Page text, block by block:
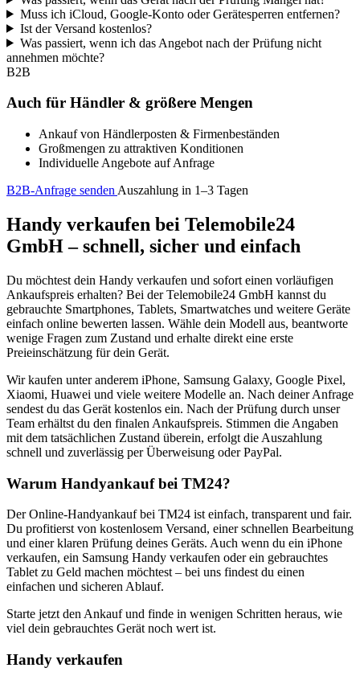
Muss ich iCloud, Google-Konto oder Gerätesperren entfernen?
Ist der Versand kostenlos?
Was passiert, wenn ich das Angebot nach der Prüfung nicht
annehmen möchte?
B2B
Auch für Händler & größere Mengen
Ankauf von Händlerposten & Firmenbeständen
Großmengen zu attraktiven Konditionen
Individuelle Angebote auf Anfrage
B2B-Anfrage senden Auszahlung in 1–3 Tagen
Handy verkaufen bei Telemobile24
GmbH – schnell, sicher und einfach
Du möchtest dein Handy verkaufen und sofort einen vorläufigen
Ankaufspreis erhalten? Bei der Telemobile24 GmbH kannst du
gebrauchte Smartphones, Tablets, Smartwatches und weitere Geräte
einfach online bewerten lassen. Wähle dein Modell aus, beantworte
wenige Fragen zum Zustand und erhalte direkt eine erste
Preieinschätzung für dein Gerät.
Wir kaufen unter anderem iPhone, Samsung Galaxy, Google Pixel,
Xiaomi, Huawei und viele weitere Modelle an. Nach deiner Anfrage
sendest du das Gerät kostenlos ein. Nach der Prüfung durch unser
Team erhältst du den finalen Ankaufspreis. Stimmen die Angaben
mit dem tatsächlichen Zustand überein, erfolgt die Auszahlung
schnell und zuverlässig per Überweisung oder PayPal.
Warum Handyankauf bei TM24?
Der Online-Handyankauf bei TM24 ist einfach, transparent und fair.
Du profitierst von kostenlosem Versand, einer schnellen Bearbeitung
und einer klaren Prüfung deines Geräts. Auch wenn du ein iPhone
verkaufen, ein Samsung Handy verkaufen oder ein gebrauchtes
Tablet zu Geld machen möchtest – bei uns findest du einen
einfachen und sicheren Ablauf.
Starte jetzt den Ankauf und finde in wenigen Schritten heraus, wie
viel dein gebrauchtes Gerät noch wert ist.
Handy verkaufen